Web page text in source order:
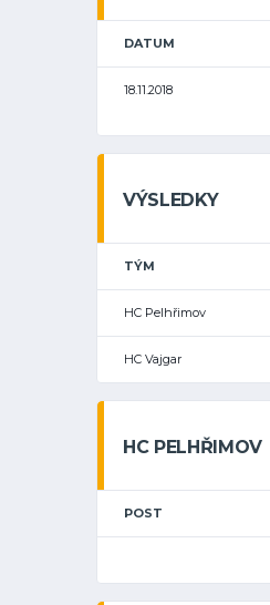
DATUM
18.11.2018
VÝSLEDKY
TÝM
HC Pelhřimov
HC Vajgar
HC PELHŘIMOV
POST